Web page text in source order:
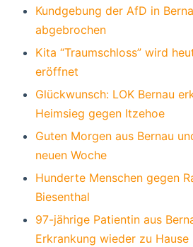
Kundgebung der AfD in
abgebrochen
Kita “Traumschloss” wird
eröffnet
Glückwunsch: LOK Bernau
Heimsieg gegen Itzehoe
Guten Morgen aus Bernau
neuen Woche
Hunderte Menschen gegen
Biesenthal
97-jährige Patientin aus
Erkrankung wieder zu Hause